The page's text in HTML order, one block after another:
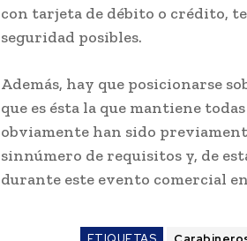
con tarjeta de débito o crédito,
seguridad posibles.
Además, hay que posicionarse
que es ésta la que mantiene
obviamente han sido
sinnúmero de requisitos y, de
durante este evento comercial